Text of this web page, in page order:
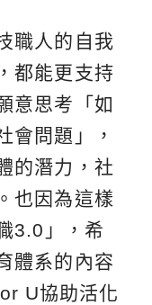
職人的自我
都能更支持
意思考「如
會問題」，
的潛力，社
也因為這樣
3.0」，希
體系的內容
U協助活化